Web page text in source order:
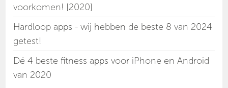
voorkomen! [2020]
Hardloop apps - wij hebben de beste 8 van 2024
getest!
Dé 4 beste fitness apps voor iPhone en Android
van 2020